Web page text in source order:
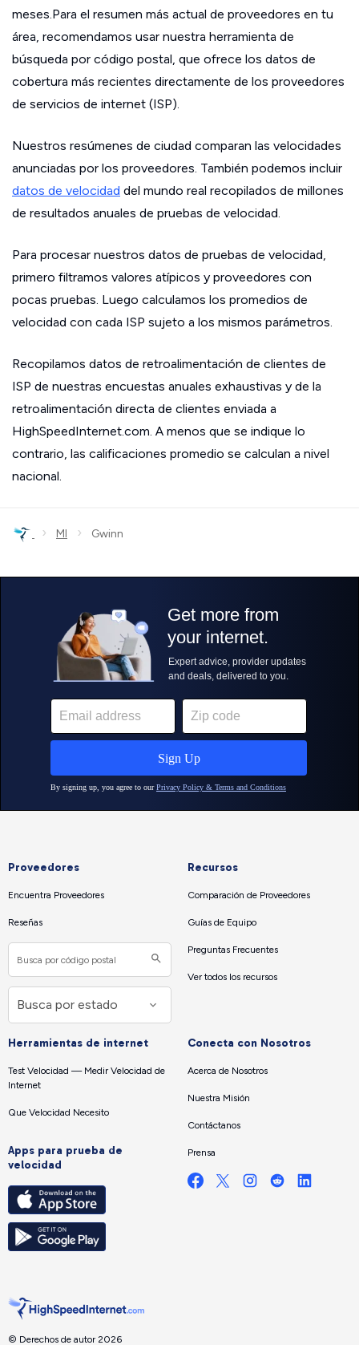
meses.Para el resumen más actual de proveedores en tu
área, recomendamos usar nuestra herramienta de
búsqueda por código postal, que ofrece los datos de
cobertura más recientes directamente de los proveedores
de servicios de internet (ISP).
Nuestros resúmenes de ciudad comparan las velocidades
anunciadas por los proveedores. También podemos incluir
datos de velocidad del mundo real recopilados de millones
de resultados anuales de pruebas de velocidad.
Para procesar nuestros datos de pruebas de velocidad,
primero filtramos valores atípicos y proveedores con
pocas pruebas. Luego calculamos los promedios de
velocidad con cada ISP sujeto a los mismos parámetros.
Recopilamos datos de retroalimentación de clientes de
ISP de nuestras encuestas anuales exhaustivas y de la
retroalimentación directa de clientes enviada a
HighSpeedInternet.com. A menos que se indique lo
contrario, las calificaciones promedio se calculan a nivel
nacional.
› MI › Gwinn
Proveedores
Encuentra Proveedores
Reseñas
Recursos
Comparación de Proveedores
Guías de Equipo
Preguntas Frecuentes
Ver todos los recursos
Herramientas de internet
Test Velocidad — Medir Velocidad de
Internet
Que Velocidad Necesito
Apps para prueba de
velocidad
Conecta con Nosotros
Acerca de Nosotros
Nuestra Misión
Contáctanos
Prensa
© Derechos de autor 2026